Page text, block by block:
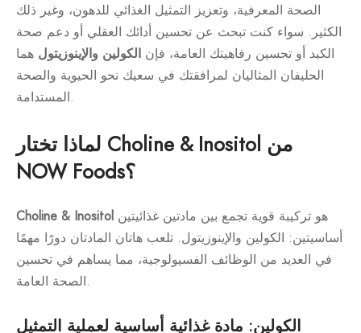
الصحة المعرفية، وتعزيز التمثيل الغذائي للدهون، وغير ذلك
الكثير. سواء كنت تبحث عن تحسين أدائك العقلي أو دعم صحة
الكبد أو تحسين رفاهيتك العامة، فإن الكولين والإينوزيتول هما
الحليفان المثاليان لمرافقتك في سعيك نحو الحيوية والصحة
المستدامة.
لماذا تختار Choline & Inositol من
NOW Foods؟
Choline & Inositol
أساسيتين: الكولين والإينوزيتول. تلعب هاتان المادتان دورًا مهمًا
في العديد من الوظائف الفسيولوجية، مما يساهم في تحسين
الصحة العامة.
الكولين: مادة غذائية أساسية لعملية التمثيل